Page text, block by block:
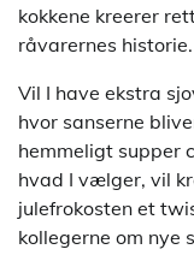
kokkene kreerer
råvarernes historie.
Vil I have ekstra
hvor sanserne
hemmeligt supper
hvad I vælger, vil
julefrokosten et
kollegerne om nye